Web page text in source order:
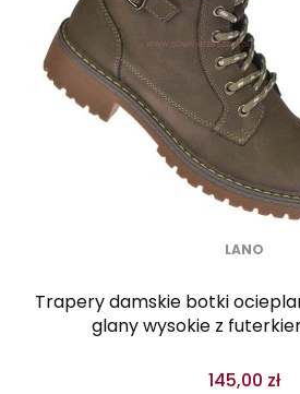
LANO
Trapery damskie botki
glany wysokie z
145,00 zł